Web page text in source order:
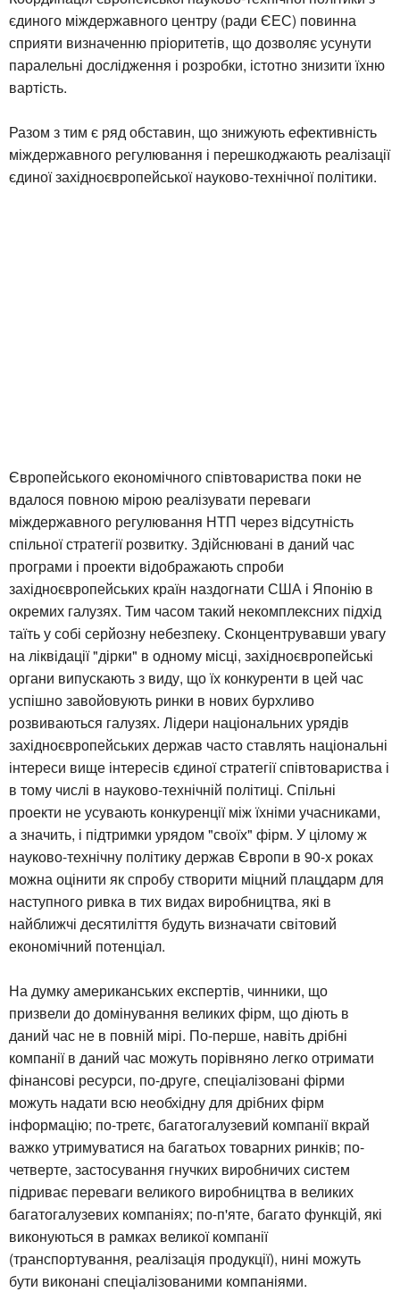
єдиного міждержавного центру (ради ЄЕС) повинна
сприяти визначенню пріоритетів, що дозволяє усунути
паралельні дослідження і розробки, істотно знизити їхню
вартість.
Разом з тим є ряд обставин, що знижують ефективність
міждержавного регулювання і перешкоджають реалізації
єдиної західноєвропейської науково-технічної політики.
Європейського економічного співтовариства поки не
вдалося повною мірою реалізувати переваги
міждержавного регулювання НТП через відсутність
спільної стратегії розвитку. Здійснювані в даний час
програми і проекти відображають спроби
західноєвропейських країн наздогнати США і Японію в
окремих галузях. Тим часом такий некомплексних підхід
таїть у собі серйозну небезпеку. Сконцентрувавши увагу
на ліквідації "дірки" в одному місці, західноєвропейські
органи випускають з виду, що їх конкуренти в цей час
успішно завойовують ринки в нових бурхливо
розвиваються галузях. Лідери національних урядів
західноєвропейських держав часто ставлять національні
інтереси вище інтересів єдиної стратегії співтовариства і
в тому числі в науково-технічній політиці. Спільні
проекти не усувають конкуренції між їхніми учасниками,
а значить, і підтримки урядом "своїх" фірм. У цілому ж
науково-технічну політику держав Європи в 90-х роках
можна оцінити як спробу створити міцний плацдарм для
наступного ривка в тих видах виробництва, які в
найближчі десятиліття будуть визначати світовий
економічний потенціал.
На думку американських експертів, чинники, що
призвели до домінування великих фірм, що діють в
даний час не в повній мірі. По-перше, навіть дрібні
компанії в даний час можуть порівняно легко отримати
фінансові ресурси, по-друге, спеціалізовані фірми
можуть надати всю необхідну для дрібних фірм
інформацію; по-третє, багатогалузевий компанії вкрай
важко утримуватися на багатьох товарних ринків; по-
четверте, застосування гнучких виробничих систем
підриває переваги великого виробництва в великих
багатогалузевих компаніях; по-п'яте, багато функцій, які
виконуються в рамках великої компанії
(транспортування, реалізація продукції), нині можуть
бути виконані спеціалізованими компаніями.